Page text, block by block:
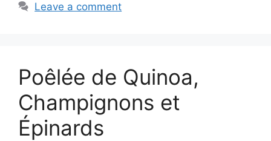
Leave a comment
Poêlée de Quinoa,
Champignons et
Épinards